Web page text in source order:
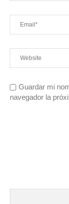
Guardar mi
navegador la